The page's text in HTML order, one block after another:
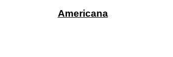
Americana